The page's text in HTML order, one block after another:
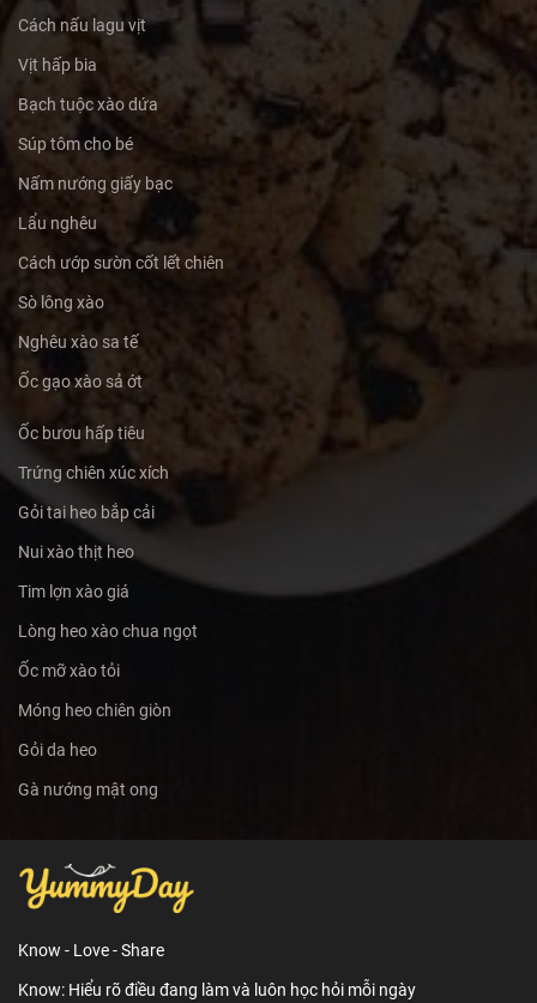
Cách nấu lagu vịt
Vịt hấp bia
Bạch tuộc xào dứa
Súp tôm cho bé
Nấm nướng giấy bạc
Lẩu nghêu
Cách ướp sườn cốt lết chiên
Sò lông xào
Nghêu xào sa tế
Ốc gạo xào sả ớt
Ốc bươu hấp tiêu
Trứng chiên xúc xích
Gỏi tai heo bắp cải
Nui xào thịt heo
Tim lợn xào giá
Lòng heo xào chua ngọt
Ốc mỡ xào tỏi
Móng heo chiên giòn
Gỏi da heo
Gà nướng mật ong
Know - Love - Share
Know: Hiểu rõ điều đang làm và luôn học hỏi mỗi ngày